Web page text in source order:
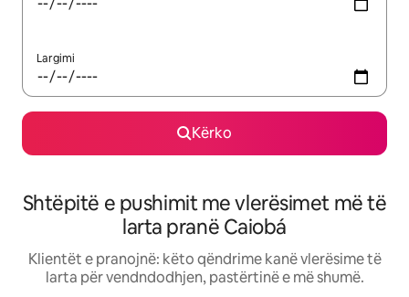
Largimi
Kërko
Shtëpitë e pushimit me vlerësimet më të
larta pranë Caiobá
Klientët e pranojnë: këto qëndrime kanë vlerësime të
larta për vendndodhjen, pastërtinë e më shumë.